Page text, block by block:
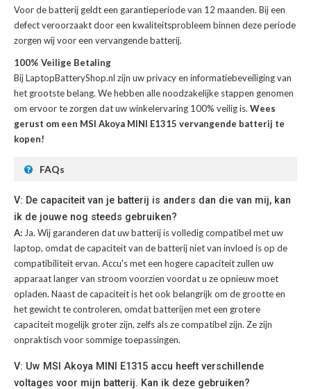
Voor debatterij geldt een garantieperiode van 12 maanden. Bij een
defect veroorzaakt door een kwaliteitsprobleem binnen deze periode
zorgen wij voor een vervangende batterij.
100% Veilige Betaling
Bij LaptopBatteryShop.nl zijn uw privacy en informatiebeveiliging van
het grootste belang. We hebben alle noodzakelijke stappen genomen
om ervoor te zorgen dat uw winkelervaring 100% veilig is. Wees
gerust om een MSI Akoya MINI E1315 vervangende batterij te
kopen!
FAQs
V: De capaciteit van je batterij is anders dan die van mij, kan
ik de jouwe nog steeds gebruiken?
A: Ja. Wij garanderen dat uw batterij is volledig compatibel met uw
laptop, omdat de capaciteit van de batterij niet van invloed is op de
compatibiliteit ervan. Accu's met een hogere capaciteit zullen uw
apparaat langer van stroom voorzien voordat u ze opnieuw moet
opladen. Naast de capaciteit is het ook belangrijk om de grootte en
het gewicht te controleren, omdat batterijen met een grotere
capaciteit mogelijk groter zijn, zelfs als ze compatibel zijn. Ze zijn
onpraktisch voor sommige toepassingen.
V: Uw MSI Akoya MINI E1315 accu heeft verschillende
voltages voor mijn batterij. Kan ik deze gebruiken?